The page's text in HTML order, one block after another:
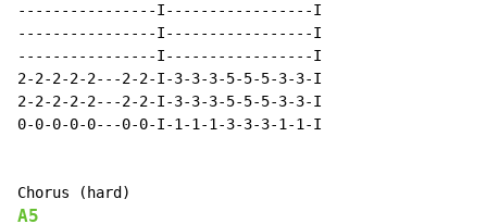
----------------I-----------------I
----------------I-----------------I
----------------I-----------------I
2-2-2-2-2---2-2-I-3-3-3-5-5-5-3-3-I
2-2-2-2-2---2-2-I-3-3-3-5-5-5-3-3-I
0-0-0-0-0---0-0-I-1-1-1-3-3-3-1-1-I
A5